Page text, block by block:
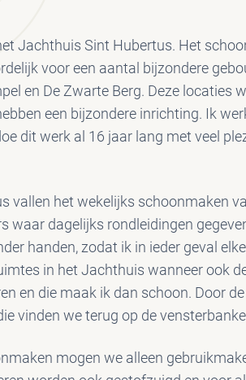
Jachthuis Sint Hubertus. Het
voor een aantal bijzondere
en De Zwarte Berg. Deze locaties
een bijzondere inrichting. Ik
dit werk al 16 jaar lang met veel
vallen het wekelijks schoonmaken
waar dagelijks rondleidingen
handen, zodat ik in ieder geval
in het Jachthuis wanneer ook
en die maak ik dan schoon. Door
vinden we terug op de
mogen we alleen